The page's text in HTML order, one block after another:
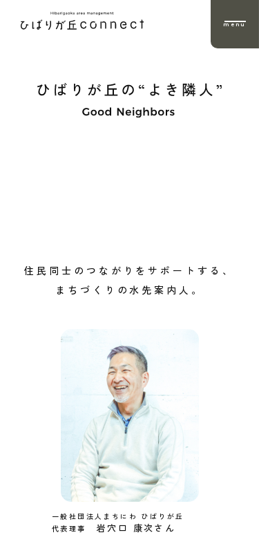
menu
住民同士のつながりをサポートする、
まちづくりの水先案内人。
一般社団法人まちにわ ひばりが丘
代表理事
岩穴口 康次さん